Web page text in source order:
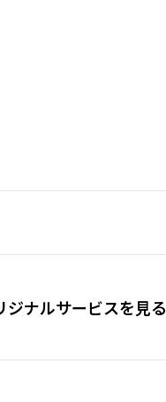
ジナルサービスを見る